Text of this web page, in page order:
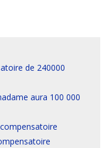
de 240000
aura 100 000